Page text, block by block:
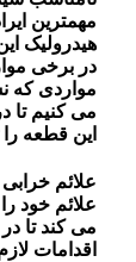
مهمترین
هیدرولیک
در برخی
مواردی که
می کنیم تا
این قطعه
علائم
علائم خود
می کند تا
اقدامات